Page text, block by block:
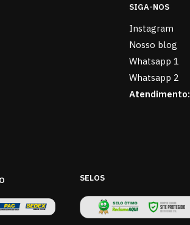
SIGA-NOS
Instagram
Nosso blog
Whatsapp 1
Whatsapp 2
Atendimento:
SELOS